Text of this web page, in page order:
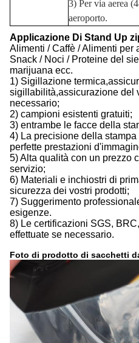
3) Per via aerea
aeroporto.
Applicazione Di Stand Up
Alimenti / Caffè / Alimenti per
Snack / Noci / Proteine del
marijuana ecc.
1) Sigillazione
sigillabilità,assicurazione del
necessario;
2) campioni esistenti gratuiti;
3) entrambe le facce della
4) La precisione della
perfette prestazioni
5) Alta qualità con un prezzo
servizio;
6) Materiali e inchiostri di
sicurezza dei vostri prodotti;
7) Suggerimento
esigenze.
8) Le certificazioni SGS,
effettuate se necessario.
Foto di prodotto di sacchetti